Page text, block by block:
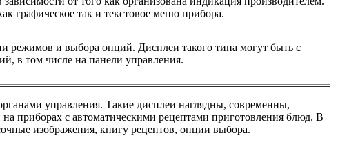
графическое так и текстовое меню прибора.
режимов и выбора опций. Дисплеи такого типа могут быть с
в том числе на панели управления.
управления. Такие дисплеи наглядны, современны,
приборах с автоматическими рецептами приготовления блюд. В
изображения, книгу рецептов, опции выбора.